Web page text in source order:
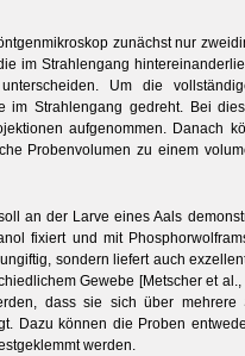
zunächst nur
im Strahlengang
Um die
im Strahlengang gedreht. Bei
aufgenommen. Danach
Probenvolumen zu einem
an der Larve eines Aals
fixiert und mit
sondern liefert auch
Gewebe [Metscher et
dass sie sich über mehrere
Dazu können die Proben
werden.